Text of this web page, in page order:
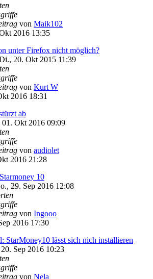
von Maik102
2016 13:35
unter Firefox nicht möglich?
20. Okt 2015 11:39
von Kurt W
2016 18:31
ab
01. Okt 2016 09:09
von audiolet
2016 21:28
10
29. Sep 2016 12:08
von Ingooo
2016 17:30
StarMoney10 lässt sich nich installieren
Sep 2016 10:23
von Nela